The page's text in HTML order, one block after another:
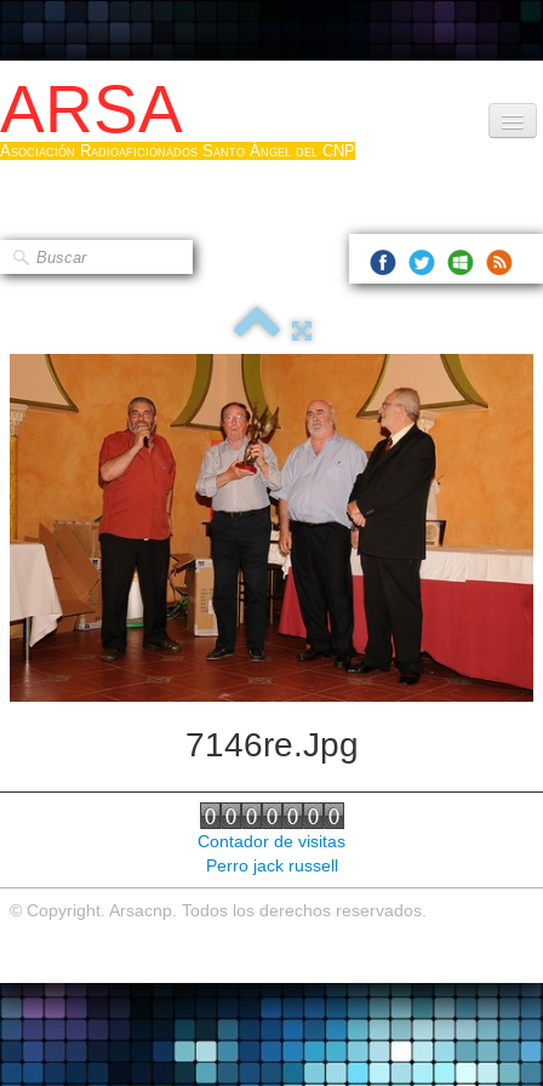
ARSA
Asociación Radioaficionados Santo Ángel del CNP
Que es la ARSA
Hacerse socio
Log diploma en Pdf
Sistemas Digitales
Noticias de interés
Contacto
7146re.jpg
Contador de visitas
Perro jack russell
© Copyright. Arsacnp. Todos los derechos reservados.